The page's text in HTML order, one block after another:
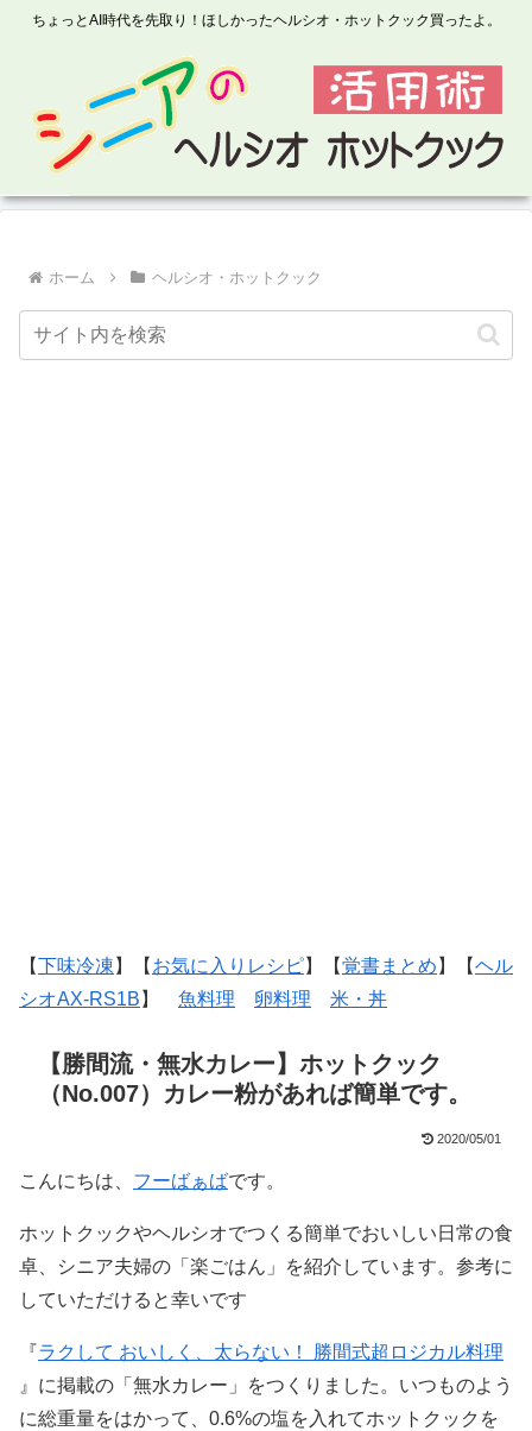
ちょっとAI時代を先取り！ほしかったヘルシオ・ホットクック買ったよ。
ホーム ヘルシオ・ホットクック
【下味冷凍 】【 お気に入りレシピ】【覚書まとめ 】【ヘル
シオAX-RS1B 】 魚料理 卵料理 米・丼
【勝間流・無水カレー】ホットクック
（No.007）カレー粉があれば簡単です。
2020/05/01
こんにちは、 フーばぁばです。
ホットクックやヘルシオでつくる簡単でおいしい日常の食
卓、シニア夫婦の「楽ごはん」を紹介しています。参考に
していただけると幸いです
『ラクして おいしく、太らない！ 勝間式超ロジカル料理
』に掲載の「無水カレー」をつくりました。いつものよう
に総重量をはかって、0.6%の塩を入れてホットクックを